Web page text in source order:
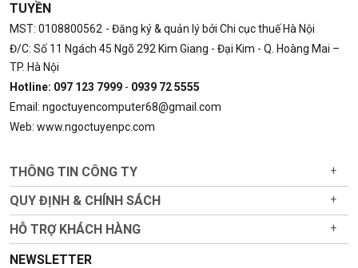
TUYỀN
MST: 0108800562 - Đăng ký & quản lý bởi Chi cục thuế Hà Nội
Đ/C: Số 11 Ngách 45 Ngõ 292 Kim Giang - Đại Kim - Q. Hoàng Mai –
TP. Hà Nội
Hotline: 097 123 7999 - 0939 72 5555
Email: ngoctuyencomputer68@gmail.com
Web: www.ngoctuyenpc.com
THÔNG TIN CÔNG TY +
QUY ĐỊNH & CHÍNH SÁCH +
HỖ TRỢ KHÁCH HÀNG +
NEWSLETTER